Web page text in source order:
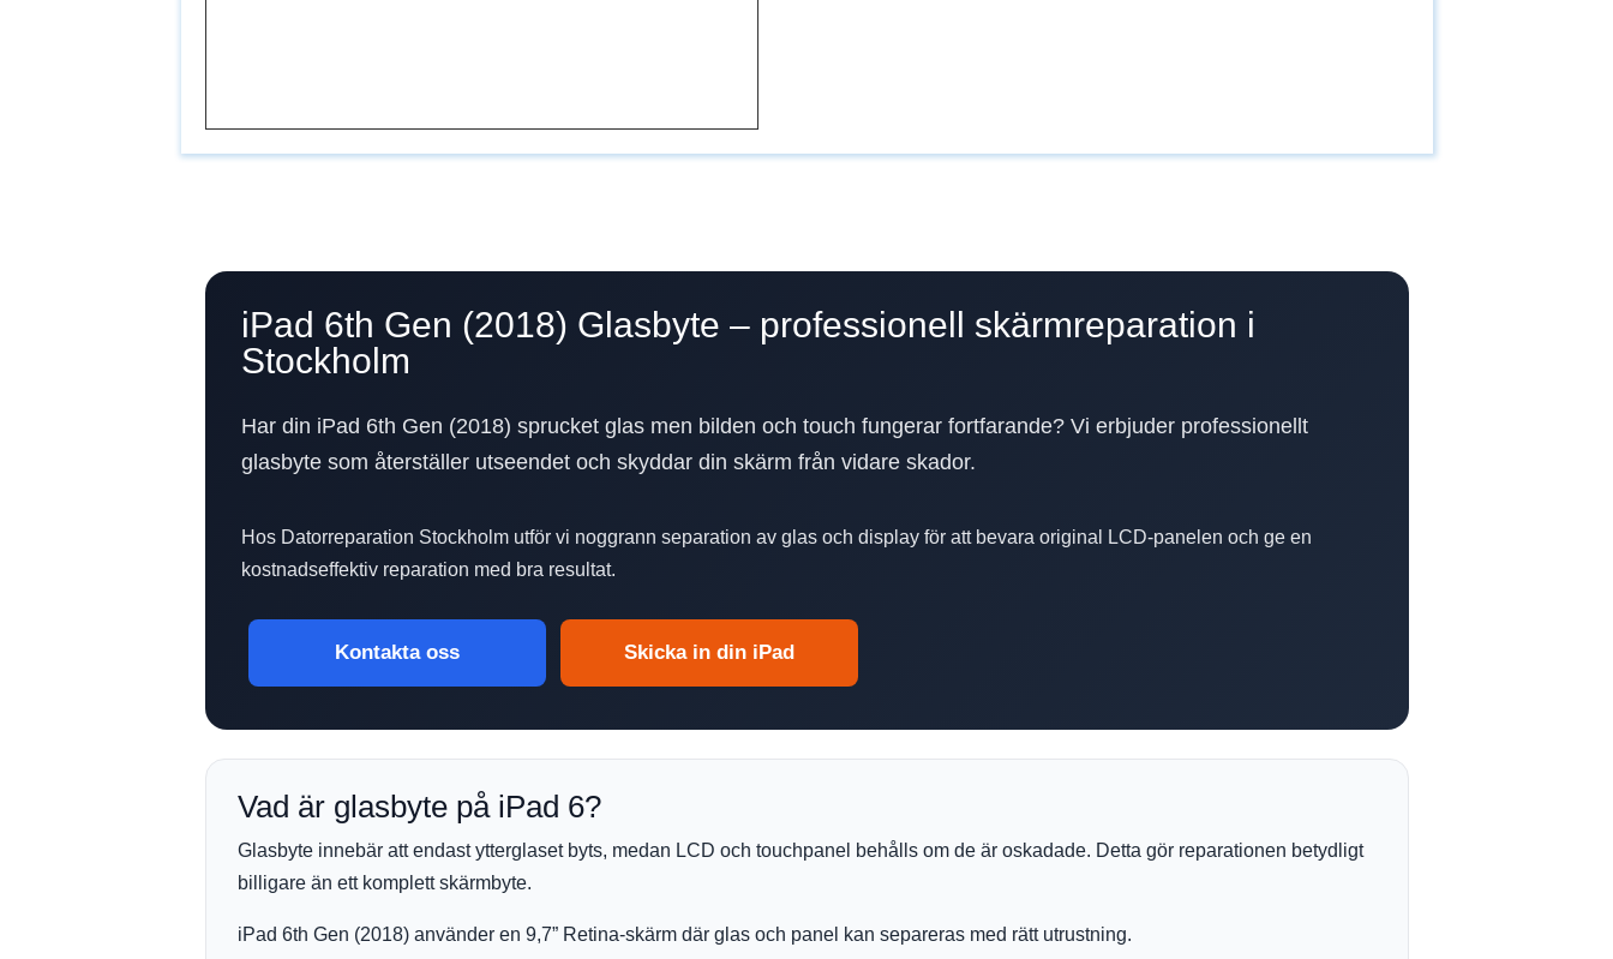
iPad 6th Gen (2018) Glasbyte – professionell skärmreparation i
Stockholm
Har din iPad 6th Gen (2018) sprucket glas men bilden och touch fungerar fortfarande? Vi erbjuder professionellt
glasbyte som återställer utseendet och skyddar din skärm från vidare skador.
Hos Datorreparation Stockholm utför vi noggrann separation av glas och display för att bevara original LCD-panelen och ge en
kostnadseffektiv reparation med bra resultat.
Kontakta oss Skicka in din iPad
Vad är glasbyte på iPad 6?
Glasbyte innebär att endast ytterglaset byts, medan LCD och touchpanel behålls om de är oskadade. Detta gör reparationen betydligt
billigare än ett komplett skärmbyte.
iPad 6th Gen (2018) använder en 9,7” Retina-skärm där glas och panel kan separeras med rätt utrustning.